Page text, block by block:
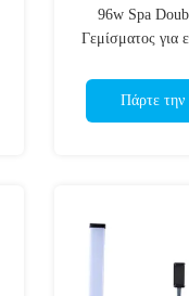
96w Spa
Γεμίσματος για
Πάρτε την